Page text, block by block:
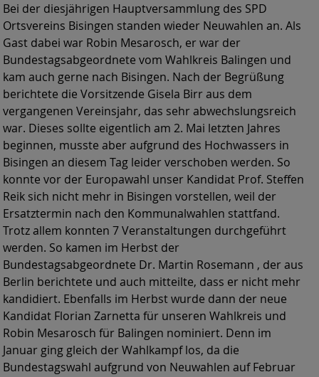
Bei der diesjährigen Hauptversammlung des SPD
Ortsvereins Bisingen standen wieder Neuwahlen an. Als
Gast dabei war Robin Mesarosch, er war der
Bundestagsabgeordnete vom Wahlkreis Balingen und
kam auch gerne nach Bisingen. Nach der Begrüßung
berichtete die Vorsitzende Gisela Birr aus dem
vergangenen Vereinsjahr, das sehr abwechslungsreich
war. Dieses sollte eigentlich am 2. Mai letzten Jahres
beginnen, musste aber aufgrund des Hochwassers in
Bisingen an diesem Tag leider verschoben werden. So
konnte vor der Europawahl unser Kandidat Prof. Steffen
Reik sich nicht mehr in Bisingen vorstellen, weil der
Ersatztermin nach den Kommunalwahlen stattfand.
Trotz allem konnten 7 Veranstaltungen durchgeführt
werden. So kamen im Herbst der
Bundestagsabgeordnete Dr. Martin Rosemann , der aus
Berlin berichtete und auch mitteilte, dass er nicht mehr
kandidiert. Ebenfalls im Herbst wurde dann der neue
Kandidat Florian Zarnetta für unseren Wahlkreis und
Robin Mesarosch für Balingen nominiert. Denn im
Januar ging gleich der Wahlkampf los, da die
Bundestagswahl aufgrund von Neuwahlen auf Februar